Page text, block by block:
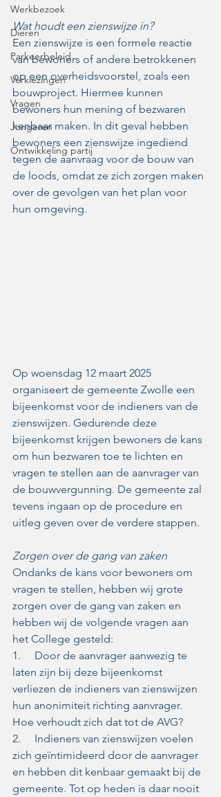
Werkbezoek
Dieren
Parkeerbeleid
Verkiezingen
Vragen
Jongeren
Ontwikkeling partij
Wat houdt een zienswijze in?
Een zienswijze is een formele reactie
van bewoners of andere betrokkenen
op een overheidsvoorstel, zoals een
bouwproject. Hiermee kunnen
bewoners hun mening of bezwaren
kenbaar maken. In dit geval hebben
bewoners een zienswijze ingediend
tegen de aanvraag voor de bouw van
de loods, omdat ze zich zorgen maken
over de gevolgen van het plan voor
hun omgeving.
Op woensdag 12 maart 2025
organiseert de gemeente Zwolle een
bijeenkomst voor de indieners van de
zienswijzen. Gedurende deze
bijeenkomst krijgen bewoners de kans
om hun bezwaren toe te lichten en
vragen te stellen aan de aanvrager van
de bouwvergunning. De gemeente zal
tevens ingaan op de procedure en
uitleg geven over de verdere stappen.
Zorgen over de gang van zaken
Ondanks de kans voor bewoners om
vragen te stellen, hebben wij grote
zorgen over de gang van zaken en
hebben wij de volgende vragen aan
het College gesteld:
1.     Door de aanvrager aanwezig te
laten zijn bij deze bijeenkomst
verliezen de indieners van zienswijzen
hun anonimiteit richting aanvrager.
Hoe verhoudt zich dat tot de AVG?
2.     Indieners van zienswijzen voelen
zich geïntimideerd door de aanvrager
en hebben dit kenbaar gemaakt bij de
gemeente. Tot op heden is daar nooit